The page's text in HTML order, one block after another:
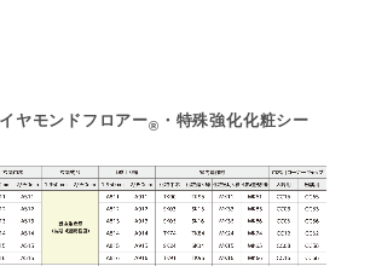
ヤモンドフロアー® ・特殊強化化粧シー